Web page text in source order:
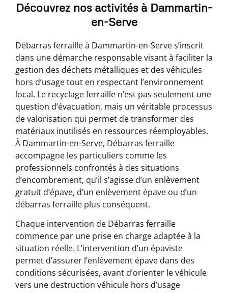
Découvrez nos activités à Dammartin-
en-Serve
Débarras ferraille à Dammartin-en-Serve s’inscrit
dans une démarche responsable visant à faciliter la
gestion des déchets métalliques et des véhicules
hors d’usage tout en respectant l’environnement
local. Le recyclage ferraille n’est pas seulement une
question d’évacuation, mais un véritable processus
de valorisation qui permet de transformer des
matériaux inutilisés en ressources réemployables.
À Dammartin-en-Serve, Débarras ferraille
accompagne les particuliers comme les
professionnels confrontés à des situations
d’encombrement, qu’il s’agisse d’un enlèvement
gratuit d’épave, d’un enlèvement épave ou d’un
débarras ferraille plus conséquent.
Chaque intervention de Débarras ferraille
commence par une prise en charge adaptée à la
situation réelle. L’intervention d’un épaviste
permet d’assurer l’enlèvement épave dans des
conditions sécurisées, avant d’orienter le véhicule
vers une destruction véhicule hors d’usage